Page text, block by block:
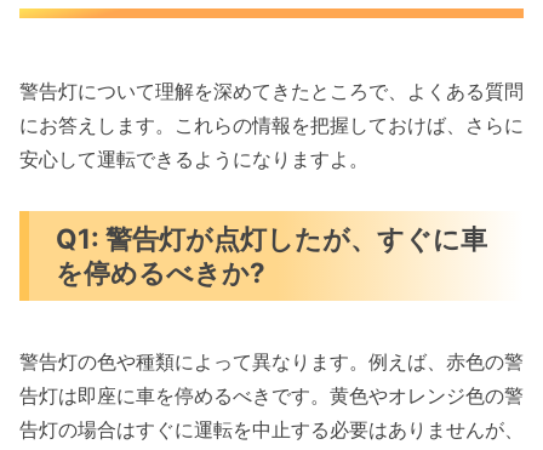
警告灯について理解を深めてきたところで、よくある質問
にお答えします。これらの情報を把握しておけば、さらに
安心して運転できるようになりますよ。
Q1: 警告灯が点灯したが、すぐに車
を停めるべきか?
警告灯の色や種類によって異なります。例えば、赤色の警
告灯は即座に車を停めるべきです。黄色やオレンジ色の警
告灯の場合はすぐに運転を中止する必要はありませんが、